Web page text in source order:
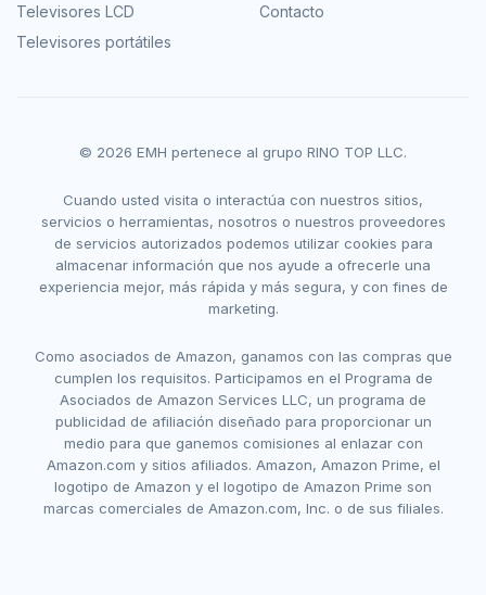
Televisores LCD
Televisores portátiles
Contacto
© 2026 EMH pertenece al grupo RINO TOP LLC.
Cuando usted visita o interactúa con nuestros sitios,
servicios o herramientas, nosotros o nuestros proveedores
de servicios autorizados podemos utilizar cookies para
almacenar información que nos ayude a ofrecerle una
experiencia mejor, más rápida y más segura, y con fines de
marketing.
Como asociados de Amazon, ganamos con las compras que
cumplen los requisitos. Participamos en el Programa de
Asociados de Amazon Services LLC, un programa de
publicidad de afiliación diseñado para proporcionar un
medio para que ganemos comisiones al enlazar con
Amazon.com y sitios afiliados. Amazon, Amazon Prime, el
logotipo de Amazon y el logotipo de Amazon Prime son
marcas comerciales de Amazon.com, Inc. o de sus filiales.